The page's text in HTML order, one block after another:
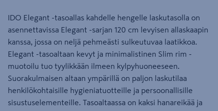
IDO Elegant -tasoallas kahdelle hengelle laskutasolla on
asennettavissa Elegant -sarjan 120 cm levyisen allaskaapin
kanssa, jossa on neljä pehmeästi sulkeutuvaa laatikkoa.
Elegant -tasoaltaan kevyt ja minimalistinen Slim rim -
muotoilu tuo tyylikkään ilmeen kylpyhuoneeseen.
Suorakulmaisen altaan ympärillä on paljon laskutilaa
henkilökohtaisille hygieniatuotteille ja persoonallisille
sisustuselementeille. Tasoaltaassa on kaksi hanareikää ja